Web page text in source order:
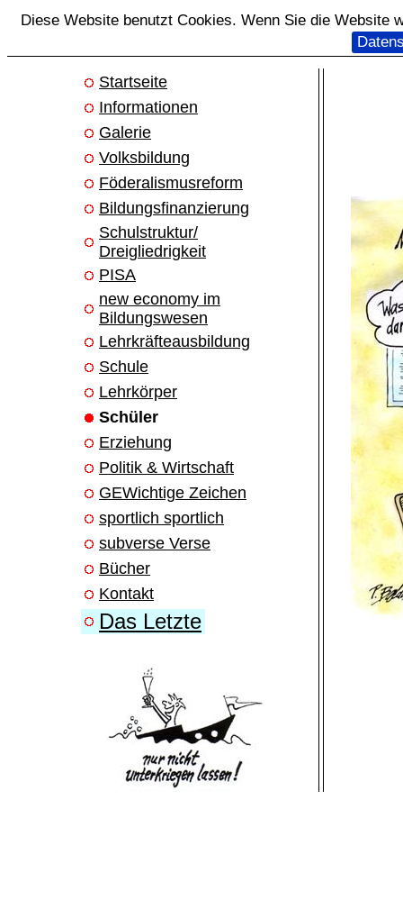
Diese Website benutzt Cookies. Wenn Sie die Website
Startseite
Informationen
Galerie
Volksbildung
Föderalismusreform
Bildungsfinanzierung
Schulstruktur/
Dreigliedrigkeit
PISA
new economy im
Bildungswesen
Lehrkräfteausbildung
Schule
Lehrkörper
Schüler
Erziehung
Politik & Wirtschaft
GEWichtige Zeichen
sportlich sportlich
subverse Verse
Bücher
Kontakt
Das Letzte